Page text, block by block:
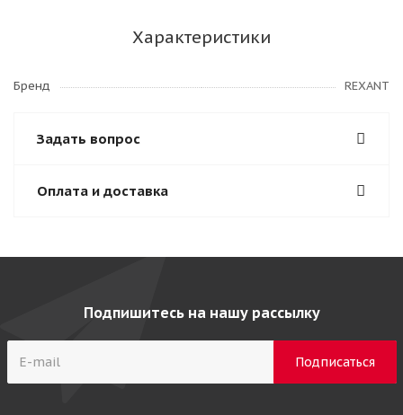
Характеристики
Бренд REXANT
Задать вопрос
Оплата и доставка
Подпишитесь на нашу рассылку